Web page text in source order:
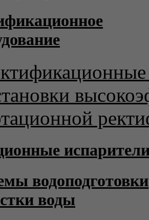
водоподготовки
воды